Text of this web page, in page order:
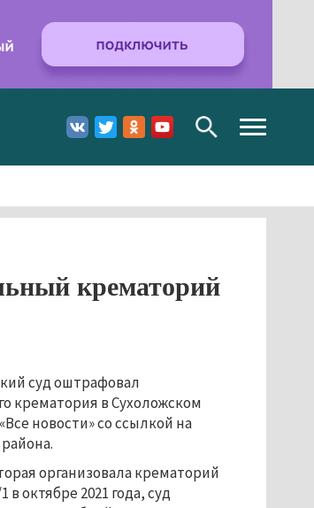
Toggle
navigation
крематорий
суд оштрафовал
крематория в Сухоложском
новости» со ссылкой на
организовала крематорий
октябре 2021 года, суд